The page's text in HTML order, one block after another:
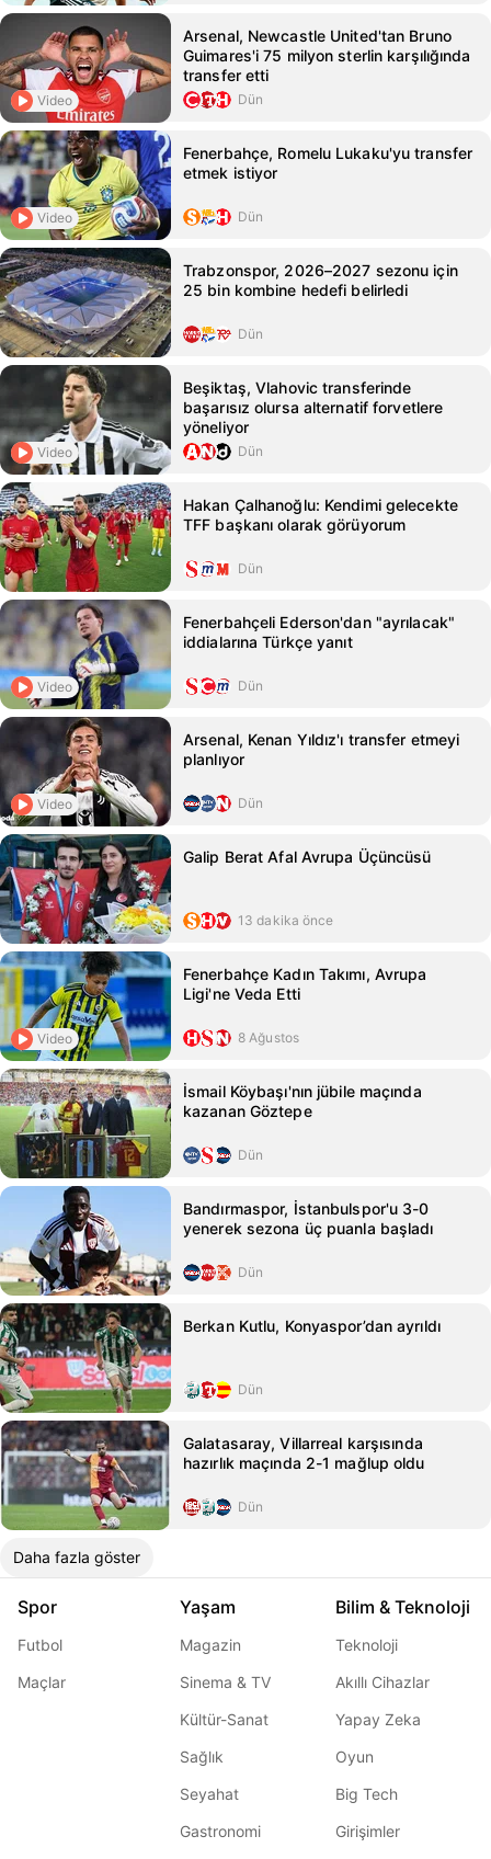
Video
Arsenal, Newcastle United'tan Bruno
Guimares'i 75 milyon sterlin karşılığında
transfer etti
Dün
Video
Fenerbahçe, Romelu Lukaku'yu transfer
etmek istiyor
Dün
Trabzonspor, 2026–2027 sezonu için
25 bin kombine hedefi belirledi
Dün
Video
Beşiktaş, Vlahovic transferinde
başarısız olursa alternatif forvetlere
yöneliyor
Dün
Hakan Çalhanoğlu: Kendimi gelecekte
TFF başkanı olarak görüyorum
Dün
Video
Fenerbahçeli Ederson'dan "ayrılacak"
iddialarına Türkçe yanıt
Dün
Video
Arsenal, Kenan Yıldız'ı transfer etmeyi
planlıyor
Dün
Galip Berat Afal Avrupa Üçüncüsü
13 dakika önce
Video
Fenerbahçe Kadın Takımı, Avrupa
Ligi'ne Veda Etti
8 Ağustos
İsmail Köybaşı'nın jübile maçında
kazanan Göztepe
Dün
Bandırmaspor, İstanbulspor'u 3-0
yenerek sezona üç puanla başladı
Dün
Berkan Kutlu, Konyaspor’dan ayrıldı
Dün
Galatasaray, Villarreal karşısında
hazırlık maçında 2-1 mağlup oldu
Dün
Daha fazla göster
Spor
Futbol
Maçlar
Yaşam
Magazin
Sinema & TV
Kültür-Sanat
Sağlık
Seyahat
Gastronomi
Bilim & Teknoloji
Teknoloji
Akıllı Cihazlar
Yapay Zeka
Oyun
Big Tech
Girişimler